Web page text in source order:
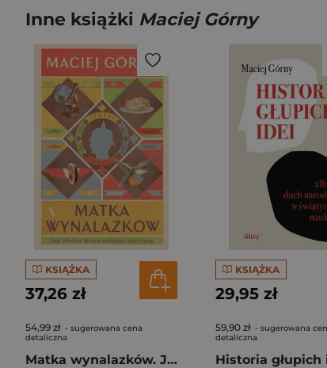
Inne książki Maciej Górny
KSIĄŻKA
37,26 zł
54,99 zł - sugerowana cena
detaliczna
Matka wynalazków. Jak Wielka Wojna urządza nam życie
KSIĄŻKA
29,95 zł
59,90 zł - sugerowana
detaliczna